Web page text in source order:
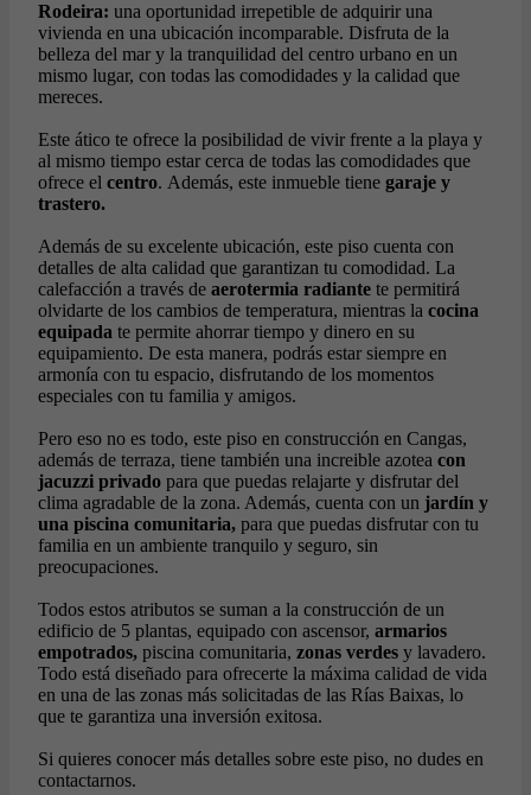
Rodeira: una oportunidad irrepetible de adquirir una
vivienda en una ubicación incomparable. Disfruta de la
belleza del mar y la tranquilidad del centro urbano en un
mismo lugar, con todas las comodidades y la calidad que
mereces.
Este ático te ofrece la posibilidad de vivir frente a la playa y
al mismo tiempo estar cerca de todas las comodidades que
ofrece el centro. Además, este inmueble tiene garaje y
trastero.
Además de su excelente ubicación, este piso cuenta con
detalles de alta calidad que garantizan tu comodidad. La
calefacción a través de aerotermia radiante te permitirá
olvidarte de los cambios de temperatura, mientras la cocina
equipada te permite ahorrar tiempo y dinero en su
equipamiento. De esta manera, podrás estar siempre en
armonía con tu espacio, disfrutando de los momentos
especiales con tu familia y amigos.
Pero eso no es todo, este piso en construcción en Cangas,
además de terraza, tiene también una increible azotea con
jacuzzi privado para que puedas relajarte y disfrutar del
clima agradable de la zona. Además, cuenta con un jardín y
una piscina comunitaria, para que puedas disfrutar con tu
familia en un ambiente tranquilo y seguro, sin
preocupaciones.
Todos estos atributos se suman a la construcción de un
edificio de 5 plantas, equipado con ascensor, armarios
empotrados, piscina comunitaria, zonas verdes y lavadero.
Todo está diseñado para ofrecerte la máxima calidad de vida
en una de las zonas más solicitadas de las Rías Baixas, lo
que te garantiza una inversión exitosa.
Si quieres conocer más detalles sobre este piso, no dudes en
contactarnos.